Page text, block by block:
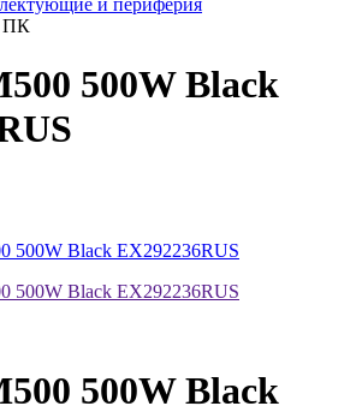
и периферия
ПК
500W Black
500W Black